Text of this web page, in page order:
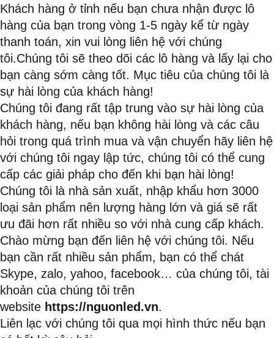
Khách hàng ở tỉnh nếu bạn chưa nhận được lô
hàng của bạn trong vòng 1-5 ngày kể từ ngày
thanh toán, xin vui lòng liên hệ với chúng
tôi.Chúng tôi sẽ theo dõi các lô hàng và lấy lại cho
bạn càng sớm càng tốt. Mục tiêu của chúng tôi là
sự hài lòng của khách hàng!
Chúng tôi đang rất tập trung vào sự hài lòng của
khách hàng, nếu bạn không hài lòng và các câu
hỏi trong quá trình mua và vận chuyển hãy liên hệ
với chúng tôi ngay lập tức, chúng tôi có thể cung
cấp các giải pháp cho đến khi bạn hài lòng!
Chúng tôi là nhà sản xuất, nhập khẩu hơn 3000
loại sản phẩm nên lượng hàng lớn và giá sẽ rất
ưu đãi hơn rất nhiều so với nhà cung cấp khách.
Chào mừng bạn đến liên hệ với chúng tôi. Nếu
bạn cần rất nhiều sản phẩm, bạn có thể chát
Skype, zalo, yahoo, facebook… của chúng tôi, tài
khoản của chúng tôi trên
website https://nguonled.vn.
Liên lạc với chúng tôi qua mọi hình thức nếu bạn